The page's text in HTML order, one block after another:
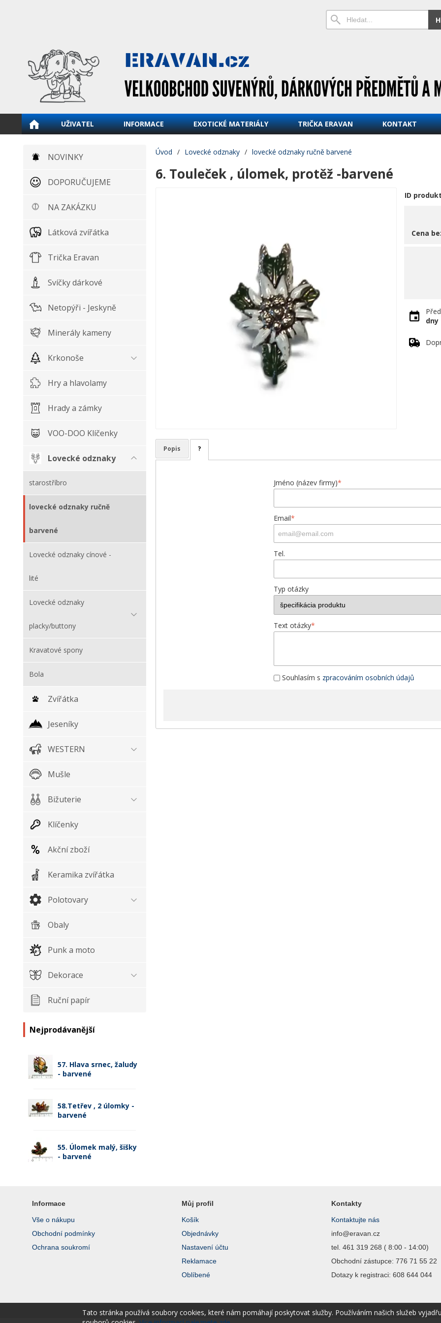
UŽIVATEL INFORMACE EXOTICKÉ MATERIÁLY TRIČKA ERAVAN KONTAKT
NOVINKY
DOPORUČUJEME
NA ZAKÁZKU
Látková zvířátka
Trička Eravan
Svíčky dárkové
Netopýři - Jeskyně
Minerály kameny
Krkonoše
Hry a hlavolamy
Hrady a zámky
VOO-DOO Klíčenky
Lovecké odznaky
starostříbro
lovecké odznaky ručně
barvené
Lovecké odznaky cínové -
lité
Lovecké odznaky
placky/buttony
Kravatové spony
Bola
Zvířátka
Jeseníky
WESTERN
Mušle
Bižuterie
Klíčenky
Akční zboží
Keramika zvířátka
Polotovary
Obaly
Punk a moto
Dekorace
Ruční papír
Nejprodávanější
57. Hlava srnec, žaludy
- barvené
58.Tetřev , 2 úlomky -
barvené
55. Úlomek malý, šišky
- barvené
Úvod / Lovecké odznaky / lovecké odznaky ručně barvené
6. Touleček , úlomek, protěž -barvené
ID
Cena
dny
Popis ?
Jméno (název firmy)*
Email*
Tel.
Typ otázky
Text otázky*
Souhlasím s zpracováním osobních údajů
Informace
Vše o nákupu
Obchodní podmínky
Ochrana soukromí
Můj profil
Košík
Objednávky
Nastavení účtu
Reklamace
Oblíbené
Kontakty
Kontaktujte nás
info@eravan.cz
tel. 461 319 268 ( 8:00 - 14:00)
Obchodní zástupce: 776 71 55 22
Dotazy k registraci: 608 644 044
Tato stránka používá soubory cookies, které nám pomáhají poskytovat služby. Používáním našich služeb